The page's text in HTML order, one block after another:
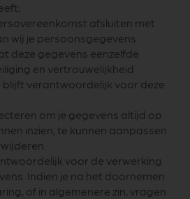
afsluiten met
wij je persoonsgegevens
deze gegevens eenzelfde
en vertrouwelijkheid
blijft verantwoordelijk voor deze
om je gegevens altijd op
inzien, te kunnen aanpassen
voor de verwerking
Indien je na het doornemen
of in algemenere zin, vragen